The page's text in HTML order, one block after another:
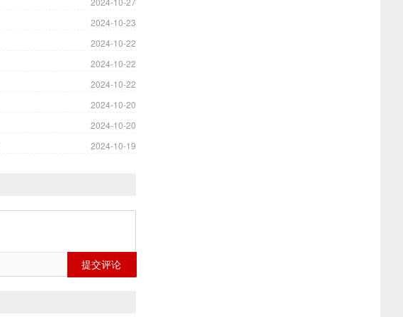
2024-10-23
2024-10-22
2024-10-22
2024-10-22
2024-10-20
2024-10-20
2024-10-19
提交评论